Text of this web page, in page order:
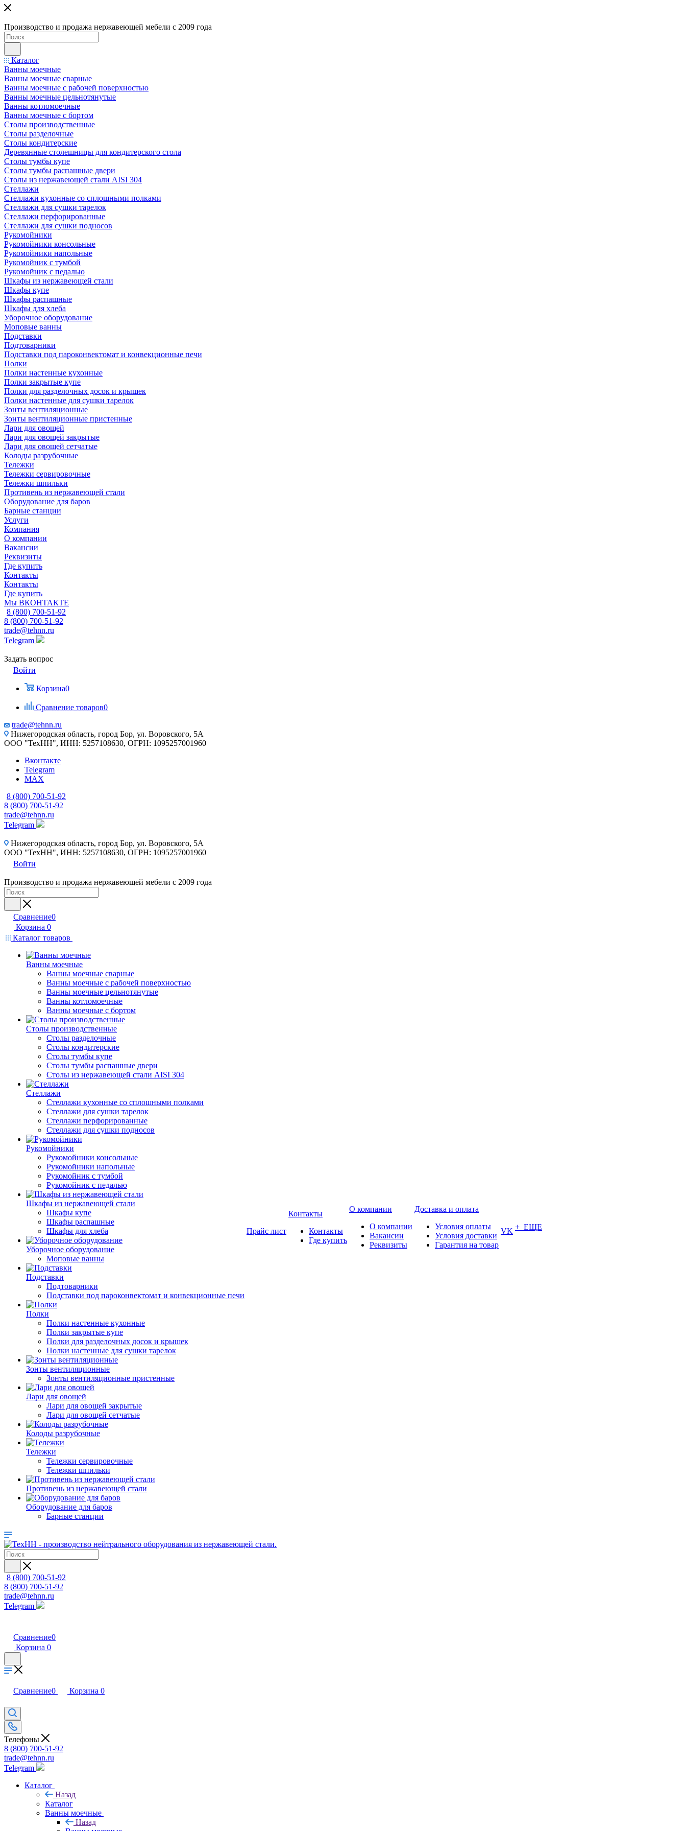
Производство и продажа нержавеющей мебели с 2009 года
Каталог
Ванны моечные
Ванны моечные сварные
Ванны моечные с рабочей поверхностью
Ванны моечные цельнотянутые
Ванны котломоечные
Ванны моечные с бортом
Столы производственные
Столы разделочные
Столы кондитерские
Деревянные столешницы для кондитерского стола
Столы тумбы купе
Столы тумбы распашные двери
Столы из нержавеющей стали AISI 304
Стеллажи
Стеллажи кухонные со сплошными полками
Стеллажи для сушки тарелок
Стеллажи перфорированные
Стеллажи для сушки подносов
Рукомойники
Рукомойники консольные
Рукомойники напольные
Рукомойник с тумбой
Рукомойник с педалью
Шкафы из нержавеющей стали
Шкафы купе
Шкафы распашные
Шкафы для хлеба
Уборочное оборудование
Моповые ванны
Подставки
Подтоварники
Подставки под пароконвектомат и конвекционные печи
Полки
Полки настенные кухонные
Полки закрытые купе
Полки для разделочных досок и крышек
Полки настенные для сушки тарелок
Зонты вентиляционные
Зонты вентиляционные пристенные
Лари для овощей
Лари для овощей закрытые
Лари для овощей сетчатые
Колоды разрубочные
Тележки
Тележки сервировочные
Тележки шпильки
Противень из нержавеющей стали
Оборудование для баров
Барные станции
Услуги
Компания
О компании
Вакансии
Реквизиты
Где купить
Контакты
Контакты
Где купить
Мы ВКОНТАКТЕ
8 (800) 700-51-92
8 (800) 700-51-92
trade@tehnn.ru
Telegram
Задать вопрос
Войти
Корзина0
Сравнение товаров0
trade@tehnn.ru
Нижегородская область, город Бор, ул. Воровского, 5А
ООО "ТехНН", ИНН: 5257108630, ОГРН: 1095257001960
Вконтакте
Telegram
MAX
8 (800) 700-51-92
8 (800) 700-51-92
trade@tehnn.ru
Telegram
Нижегородская область, город Бор, ул. Воровского, 5А
ООО "ТехНН", ИНН: 5257108630, ОГРН: 1095257001960
Войти
Производство и продажа нержавеющей мебели с 2009 года
Сравнение0
Корзина 0
Каталог товаров
Ванны моечные
Ванны моечные сварные
Ванны моечные с рабочей поверхностью
Ванны моечные цельнотянутые
Ванны котломоечные
Ванны моечные с бортом
Столы производственные
Столы разделочные
Столы кондитерские
Столы тумбы купе
Столы тумбы распашные двери
Столы из нержавеющей стали AISI 304
Стеллажи
Стеллажи кухонные со сплошными полками
Стеллажи для сушки тарелок
Стеллажи перфорированные
Стеллажи для сушки подносов
Рукомойники
Рукомойники консольные
Рукомойники напольные
Рукомойник с тумбой
Рукомойник с педалью
Шкафы из нержавеющей стали
Шкафы купе
Шкафы распашные
Шкафы для хлеба
Уборочное оборудование
Моповые ванны
Подставки
Подтоварники
Подставки под пароконвектомат и конвекционные печи
Полки
Полки настенные кухонные
Полки закрытые купе
Полки для разделочных досок и крышек
Полки настенные для сушки тарелок
Зонты вентиляционные
Зонты вентиляционные пристенные
Лари для овощей
Лари для овощей закрытые
Лари для овощей сетчатые
Колоды разрубочные
Тележки
Тележки сервировочные
Тележки шпильки
Противень из нержавеющей стали
Оборудование для баров
Барные станции
Прайс лист
Контакты
Контакты
Где купить
О компании
О компании
Вакансии
Реквизиты
Доставка и оплата
Условия оплаты
Условия доставки
Гарантия на товар
VK + ЕЩЕ
8 (800) 700-51-92
8 (800) 700-51-92
trade@tehnn.ru
Telegram
Сравнение0
Корзина 0
Сравнение0 Корзина 0
Телефоны
8 (800) 700-51-92
trade@tehnn.ru
Telegram
Каталог
Назад
Каталог
Ванны моечные
Назад